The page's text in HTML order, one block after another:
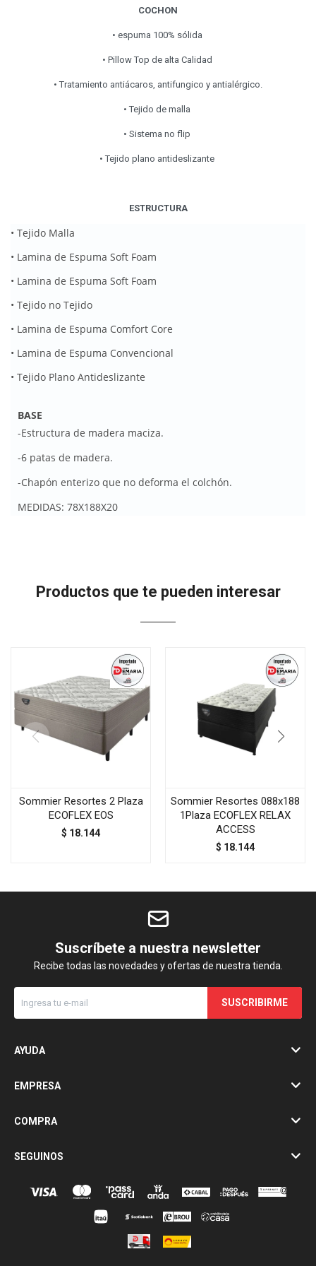
COCHON
• espuma 100% sólida
• Pillow Top de alta Calidad
• Tratamiento antiácaros, antifungico y antialérgico.
• Tejido de malla
• Sistema no flip
• Tejido plano antideslizante
ESTRUCTURA
• Tejido Malla
• Lamina de Espuma Soft Foam
• Lamina de Espuma Soft Foam
• Tejido no Tejido
• Lamina de Espuma Comfort Core
• Lamina de Espuma Convencional
• Tejido Plano Antideslizante
BASE
-Estructura de madera maciza.
-6 patas de madera.
-Chapón enterizo que no deforma el colchón.
MEDIDAS: 78X188X20
Productos que te pueden interesar
Sommier Resortes 2 Plaza
ECOFLEX EOS
$ 18.144
Sommier Resortes 088x188
1Plaza ECOFLEX RELAX
ACCESS
$ 18.144
Suscríbete a nuestra newsletter
Recibe todas las novedades y ofertas de nuestra tienda.
SUSCRIBIRME
AYUDA
EMPRESA
COMPRA
SEGUINOS